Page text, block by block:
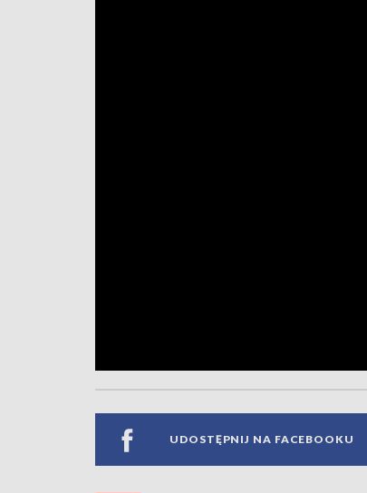
UDOSTĘPNIJ NA FACEBOOKU